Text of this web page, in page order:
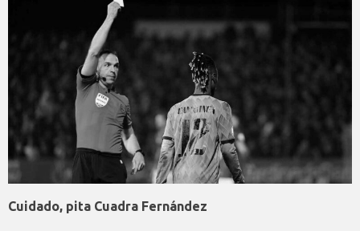
Cuidado, pita Cuadra Fernández